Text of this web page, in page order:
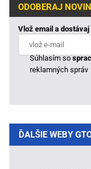
ODOBERAJ
Vlož email a
Súhlasím so
reklamných správ
ĎALŠIE WEBY